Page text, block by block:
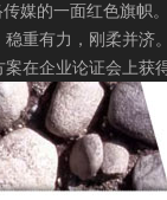
媒的一面红色旗帜
稳重有力，刚柔并济
在企业论证会上获